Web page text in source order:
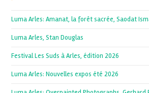
Luma Arles: Amanat, la forêt sacrée, Saodat
Luma Arles, Stan Douglas
Festival Les Suds à Arles, édition 2026
Luma Arles: Nouvelles expos été 2026